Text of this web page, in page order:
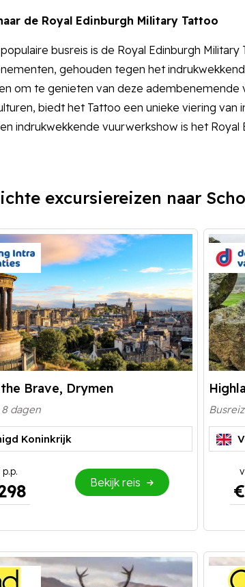
de Royal Edinburgh Military Tattoo
busreis is de Royal Edinburgh
gehouden tegen het
om te genieten van deze adembenemende
biedt het Tattoo een unieke viering
indrukwekkende vuurwerkshow is het
excursiereizen naar
Brave, Drymen
dagen
Koninkrijk
Bekijk reis €